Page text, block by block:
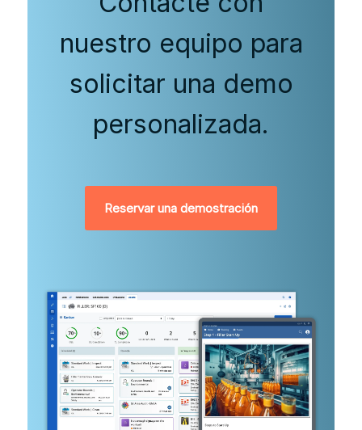
nuestro equipo para
solicitar una demo
personalizada.
Reservar una demostración